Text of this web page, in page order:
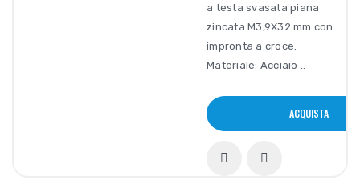
a testa svasata piana
zincata M3,9X32 mm con
impronta a croce.
Materiale: Acciaio ..
ACQUISTA